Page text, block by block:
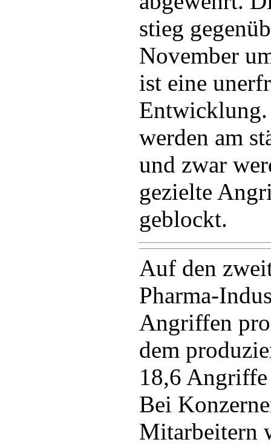
stieg
November
ist eine
werden am
und zwar
gezielte
geblockt.
Auf den
Pharma-
Angriffen
dem
18,6
Bei
Mitarbeitern